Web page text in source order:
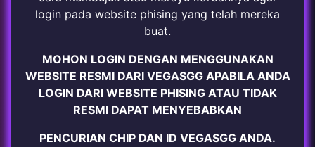
login pada website phising yang telah mereka
buat.
MOHON LOGIN DENGAN MENGGUNAKAN
WEBSITE RESMI DARI VEGASGG APABILA ANDA
LOGIN DARI WEBSITE PHISING ATAU TIDAK
RESMI DAPAT MENYEBABKAN
PENCURIAN CHIP DAN ID VEGASGG ANDA.